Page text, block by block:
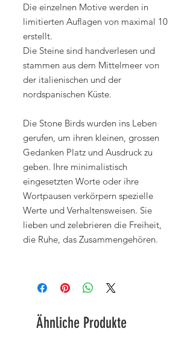
Die einzelnen Motive werden in
limitierten Auflagen von maximal 10
erstellt.
Die Steine sind handverlesen und
stammen aus dem Mittelmeer von
der italienischen und der
nordspanischen Küste.
Die Stone Birds wurden ins Leben
gerufen, um ihren kleinen, grossen
Gedanken Platz und Ausdruck zu
geben. Ihre minimalistisch
eingesetzten Worte oder ihre
Wortpausen verkörpern spezielle
Werte und Verhaltensweisen. Sie
lieben und zelebrieren die Freiheit,
die Ruhe, das Zusammengehören.
Ähnliche Produkte